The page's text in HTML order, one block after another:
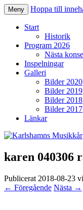
Meny Hoppa till
Start
Historik
Program 2026
Nästa
Inspelningar
Galleri
Bilder 2020
Bilder 2019
Bilder 2018
Bilder 2017
Länkar
karen 040306
Publicerat 2018-08-23
← Föregående Nästa →